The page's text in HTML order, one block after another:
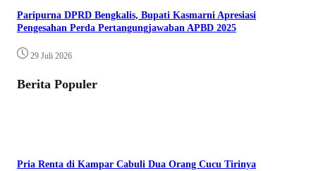
Paripurna DPRD Bengkalis, Bupati Kasmarni Apresiasi
Pengesahan Perda Pertangungjawaban APBD 2025
29 Juli 2026
Berita Populer
Pria Renta di Kampar Cabuli Dua Orang Cucu Tirinya